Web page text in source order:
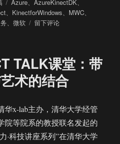
签
Azure、AzureKinectDK、
、 KinectforWindows、 MWC、
、微软
于
Kinect
传
器
Azure
Kinect
DK
留下评论
TALK课堂：带
术的结合
华x-lab主办，清华大学经管
院等院系的教授联名发起的
·科技讲座系列”在清华大学